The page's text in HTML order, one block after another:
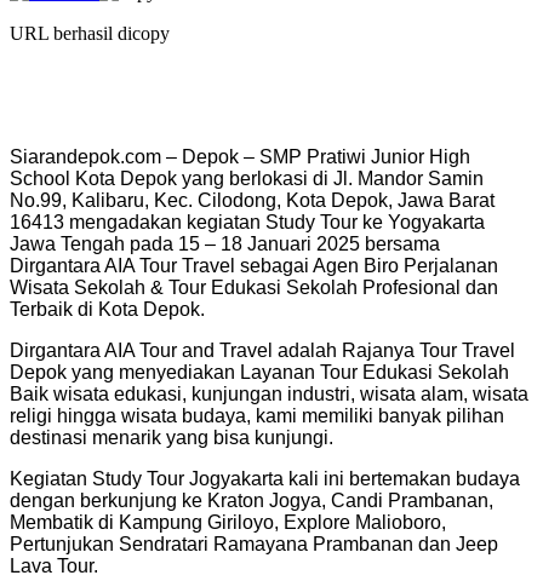
URL berhasil dicopy
Siarandepok.com – Depok – SMP Pratiwi Junior High
School Kota Depok yang berlokasi di Jl. Mandor Samin
No.99, Kalibaru, Kec. Cilodong, Kota Depok, Jawa Barat
16413 mengadakan kegiatan Study Tour ke Yogyakarta
Jawa Tengah pada 15 – 18 Januari 2025 bersama
Dirgantara AIA Tour Travel sebagai Agen Biro Perjalanan
Wisata Sekolah & Tour Edukasi Sekolah Profesional dan
Terbaik di Kota Depok.
Dirgantara AIA Tour and Travel adalah Rajanya Tour Travel
Depok yang menyediakan Layanan Tour Edukasi Sekolah
Baik wisata edukasi, kunjungan industri, wisata alam, wisata
religi hingga wisata budaya, kami memiliki banyak pilihan
destinasi menarik yang bisa kunjungi.
Kegiatan Study Tour Jogyakarta kali ini bertemakan budaya
dengan berkunjung ke Kraton Jogya, Candi Prambanan,
Membatik di Kampung Giriloyo, Explore Malioboro,
Pertunjukan Sendratari Ramayana Prambanan dan Jeep
Lava Tour.